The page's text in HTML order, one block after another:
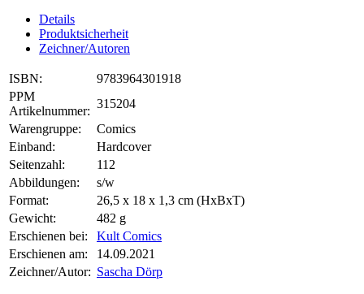
Details
Produktsicherheit
Zeichner/Autoren
ISBN:
9783964301918
PPM
Artikelnummer:
315204
Warengruppe:
Comics
Einband:
Hardcover
Seitenzahl:
112
Abbildungen:
s/w
Format:
26,5 x 18 x 1,3 cm (HxBxT)
Gewicht:
482 g
Erschienen bei:
Kult Comics
Erschienen am:
14.09.2021
Zeichner/Autor: Sascha Dörp